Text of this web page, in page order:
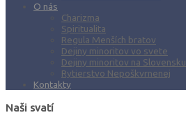
O nás
Charizma
Spiritualita
Regula Menších bratov
Dejiny minoritov vo svete
Dejiny minoritov na Slovensku
Rytierstvo Nepoškvrnenej
Kontakty
Naši svatí